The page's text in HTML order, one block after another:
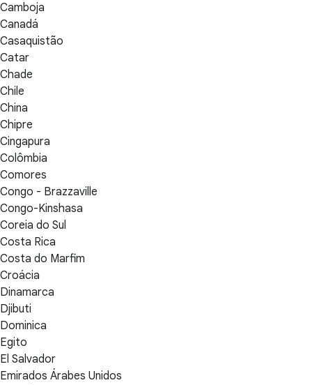
Camboja
Canadá
Casaquistão
Catar
Chade
Chile
China
Chipre
Cingapura
Colômbia
Comores
Congo - Brazzaville
Congo-Kinshasa
Coreia do Sul
Costa Rica
Costa do Marfim
Croácia
Dinamarca
Djibuti
Dominica
Egito
El Salvador
Emirados Árabes Unidos